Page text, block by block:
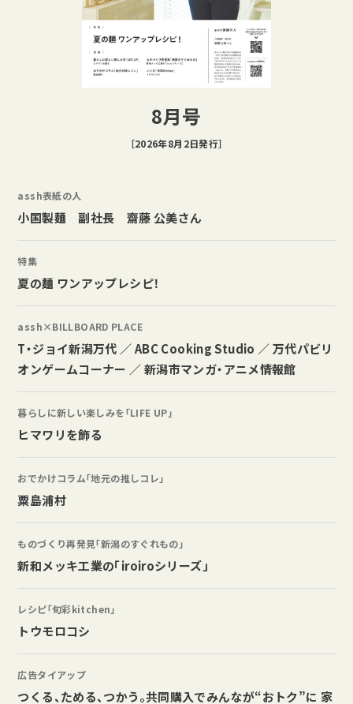
8月号
［2026年8月2日発行］
assh表紙の人
小国製麺 副社長 齋藤 公美さん
特集
夏の麺 ワンアップレシピ！
assh×BILLBOARD PLACE
T・ジョイ新潟万代 ／ ABC Cooking Studio ／ 万代パビリ
オンゲームコーナー ／ 新潟市マンガ・アニメ情報館
暮らしに新しい楽しみを「LIFE UP」
ヒマワリを飾る
おでかけコラム「地元の推しコレ」
粟島浦村
ものづくり再発見「新潟のすぐれもの」
新和メッキ工業の「iroiroシリーズ」
レシピ「旬彩kitchen」
トウモロコシ
広告タイアップ
つくる、ためる、つかう。共同購入でみんなが“おトク”に 家